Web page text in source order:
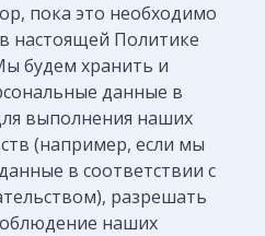
пока это необходимо
настоящей Политике
будем хранить и
данные в
выполнения наших
(например, если мы
в соответствии с
разрешать
наших